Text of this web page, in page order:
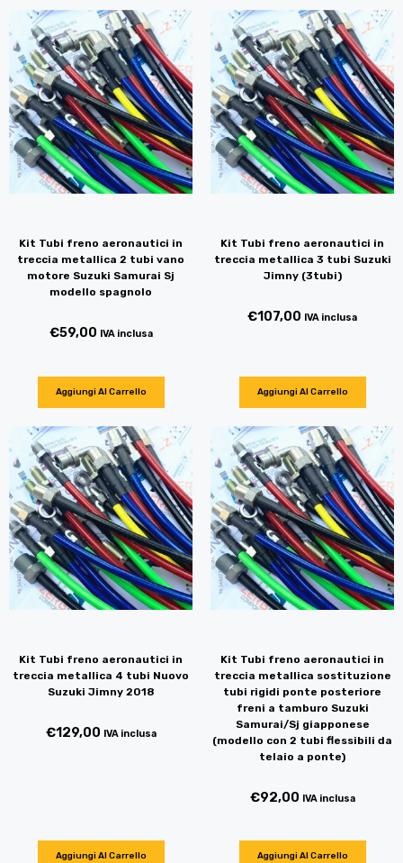
Kit Tubi freno aeronautici in
treccia metallica 2 tubi vano
motore Suzuki Samurai Sj
modello spagnolo
€59,00 IVA inclusa
Aggiungi Al Carrello
Kit Tubi freno aeronautici in
treccia metallica 3 tubi Suzuki
Jimny (3tubi)
€107,00 IVA inclusa
Aggiungi Al Carrello
Kit Tubi freno aeronautici in
treccia metallica 4 tubi Nuovo
Suzuki Jimny 2018
€129,00 IVA inclusa
Aggiungi Al Carrello
Kit Tubi freno aeronautici in
treccia metallica sostituzione
tubi rigidi ponte posteriore
freni a tamburo Suzuki
Samurai/Sj giapponese
(modello con 2 tubi flessibili da
telaio a ponte)
€92,00 IVA inclusa
Aggiungi Al Carrello